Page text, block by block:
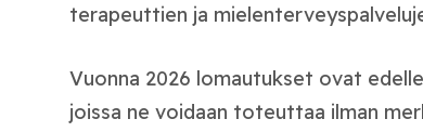
terapeuttien ja
Vuonna 2026 lomautukset ovat
joissa ne voidaan toteuttaa ilman